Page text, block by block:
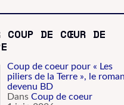
COUP DE CŒUR DE
Coup de coeur pour « Les
piliers de la Terre », le roman
devenu BD
Dans Coup de coeur